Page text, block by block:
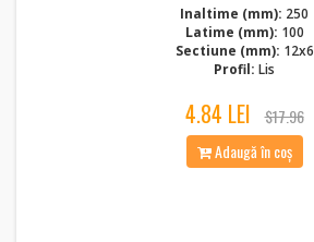
Inaltime (mm): 250
Latime (mm): 100
Sectiune (mm): 12x6
Profil: Lis
4.84 LEI
$17.96
Adaugă în coș